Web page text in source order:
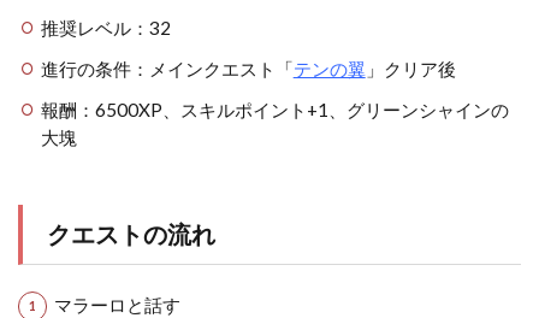
推奨レベル：32
進行の条件：メインクエスト「テンの翼 」クリア後
報酬：6500XP、スキルポイント+1、グリーンシャインの
大塊
クエストの流れ
マラーロと話す